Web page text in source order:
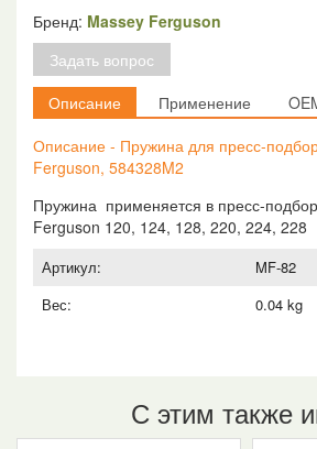
для
пресс-
подборщика
Massey
Ferguson,
Бренд: Massey Ferguson
Задать вопрос
Описание
Применение
Описание - Пружина для пресс-
Ferguson, 584328M2
Пружина применяется в пресс-
Ferguson 120, 124, 128, 220, 224, 228
Артикул:
MF-82
Вес:
0.04 kg
С этим также